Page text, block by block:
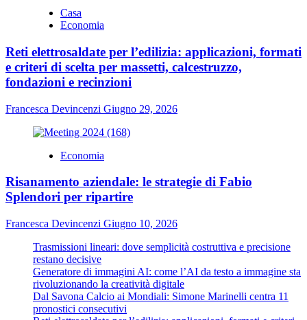
Casa
Economia
Reti elettrosaldate per l’edilizia: applicazioni, formati
e criteri di scelta per massetti, calcestruzzo,
fondazioni e recinzioni
Francesca Devincenzi Giugno 29, 2026
Economia
Risanamento aziendale: le strategie di Fabio
Splendori per ripartire
Francesca Devincenzi Giugno 10, 2026
Trasmissioni lineari: dove semplicità costruttiva e precisione
restano decisive
Generatore di immagini AI: come l’AI da testo a immagine sta
rivoluzionando la creatività digitale
Dal Savona Calcio ai Mondiali: Simone Marinelli centra 11
pronostici consecutivi